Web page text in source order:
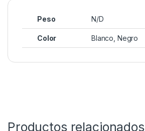
Peso N/D
Color Blanco Negro
Productos relacionados